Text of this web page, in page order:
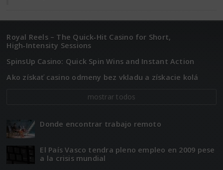
Royal Reels – The Quick‑Hit Casino for Short,
High‑Intensity Sessions
SpinsUp Casino: Quick Spin Wins and Instant Action
Ako získať casino odmeny bez vkladu a získacie kolá
mostrar todos
Donde encontrar trabajo remoto
El Paí­­s Vasco tendra pleno empleo en 2009 pese
a la crisis mundial